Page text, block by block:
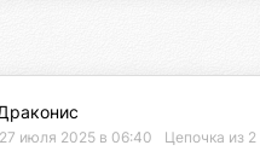
27 июля 2025 в 06:40 Цепочка из 2